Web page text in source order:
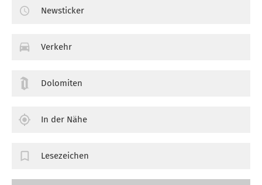
Newsticker
Verkehr
Dolomiten
In der Nähe
Lesezeichen